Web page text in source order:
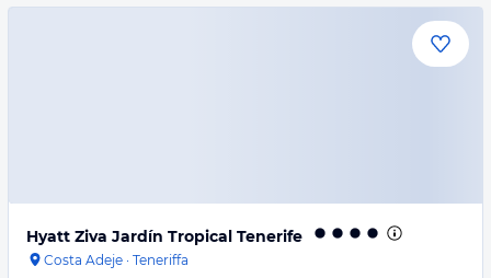
Hyatt Ziva Jardín Tropical Tenerife
Costa Adeje · Teneriffa